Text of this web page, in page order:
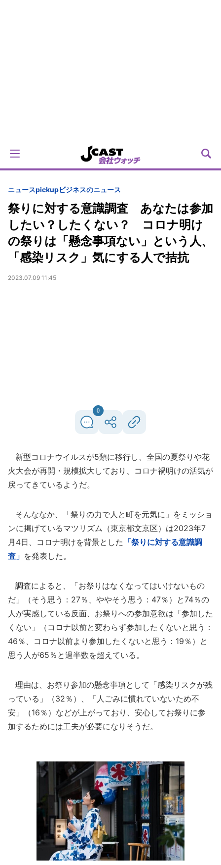
ニュースpickupビジネスのニュース
祭りに対する意識調査 あなたは参加
したい？したくない？ コロナ明け
の祭りは「懸念事項ない」という人、
「感染リスク」気にする人で拮抗
2023.07.09 11:45
0
新型コロナウイルスが5類に移行し、全国の夏祭りや花
火大会が再開・規模拡大しており、コロナ禍明けの活気が
戻ってきているようだ。
そんななか、「祭りの力で人と町を元気に」をミッショ
ンに掲げているマツリズム（東京都文京区）は2023年7
月4日、コロナ明けを背景とした 「祭りに対する意識調
査」 を発表した。
調査によると、「お祭りはなくなってはいけないもの
だ」（そう思う：27％、ややそう思う：47％）と74％の
人が実感している反面、お祭りへの参加意欲は「参加した
くない」（コロナ以前と変わらず参加したくないと思う：
46％、コロナ以前より参加したくないと思う：19％）と
思う人が65％と過半数を超えている。
理由は、お祭り参加の懸念事項として「感染リスクが残
っている」（32％）、「人ごみに慣れていないため不
安」（16％）などが上がっており、安心してお祭りに参
加するためには工夫が必要になりそうだ。